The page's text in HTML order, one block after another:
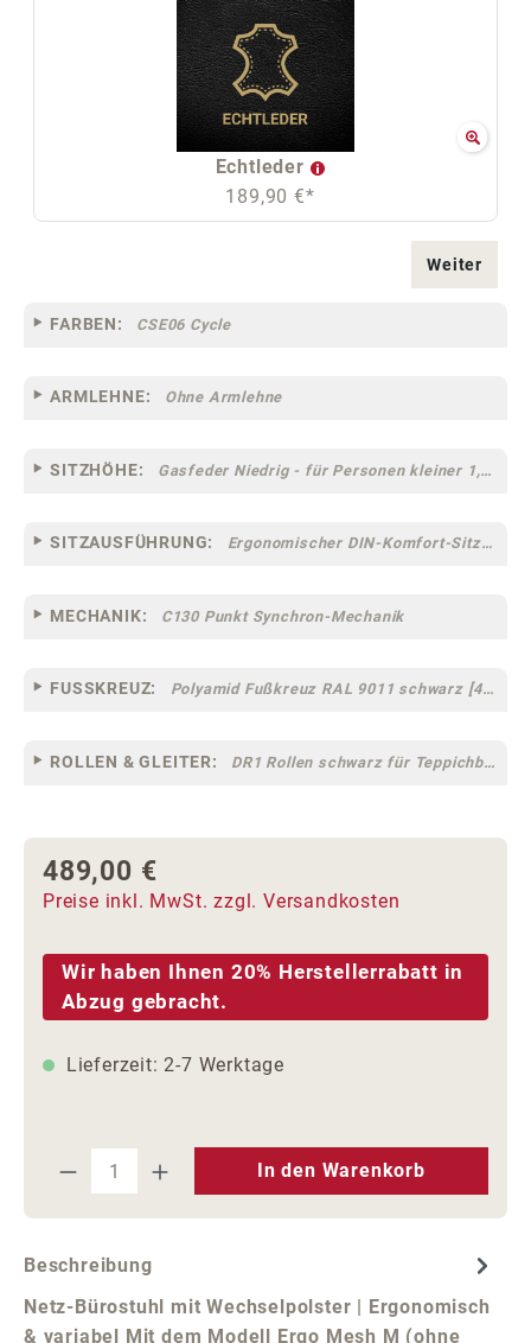
Echtleder
189,90 €*
Weiter
FARBEN: CSE06 Cycle
ARMLEHNE: Ohne Armlehne
SITZHÖHE: Gasfeder Niedrig - für Personen kleiner 1,60 m
SITZAUSFÜHRUNG: Ergonomischer DIN-Komfort-Sitz [75]
MECHANIK: C130 Punkt Synchron-Mechanik
FUSSKREUZ: Polyamid Fußkreuz RAL 9011 schwarz [44]
ROLLEN & GLEITER: DR1 Rollen schwarz für Teppichböden [10]
Regulärer Preis:
489,00 €
Preise inkl. MwSt. zzgl. Versandkosten
Wir haben Ihnen 20% Herstellerrabatt in
Abzug gebracht.
Lieferzeit: 2-7 Werktage
Produkt Anzahl: Gib den
In den Warenkorb
Beschreibung
Netz-Bürostuhl mit Wechselpolster | Ergonomisch
& variabel Mit dem Modell Ergo Mesh M (ohne